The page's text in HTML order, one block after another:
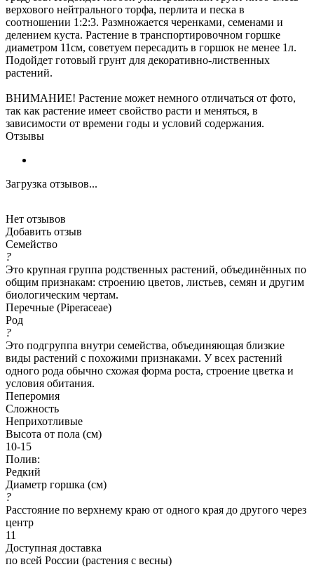
верхового нейтрального торфа, перлита и песка в
соотношении 1:2:3. Размножается черенками, семенами и
делением куста. Растение в транспортировочном горшке
диаметром 11см, советуем пересадить в горшок не менее 1л.
Подойдет готовый грунт для декоративно-лиственных
растений.
ВНИМАНИЕ! Растение может немного отличаться от фото,
так как растение имеет свойство расти и меняться, в
зависимости от времени годы и условий содержания.
Отзывы
Загрузка отзывов...
Нет отзывов
Добавить отзыв
Семейство
?
Это крупная группа родственных растений, объединённых по
общим признакам: строению цветов, листьев, семян и другим
биологическим чертам.
Перечные (Piperaceae)
Род
?
Это подгруппа внутри семейства, объединяющая близкие
виды растений с похожими признаками. У всех растений
одного рода обычно схожая форма роста, строение цветка и
условия обитания.
Пеперомия
Сложность
Неприхотливые
Высота от пола (см)
10-15
Полив:
Редкий
Диаметр горшка (см)
?
Расстояние по верхнему краю от одного края до другого через
центр
11
Доступная доставка
по всей России (растения с весны)